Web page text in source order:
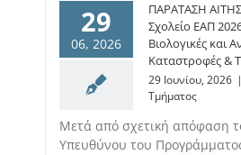
29
06, 2026
ΠΑΡΑΤΑΣΗ
Σχολείο ΕΑΠ
Βιολογικές και
Καταστροφές &
29 Ιουνίου, 2026 |
Τμήματος
Μετά από σχετική απόφαση
Υπευθύνου του